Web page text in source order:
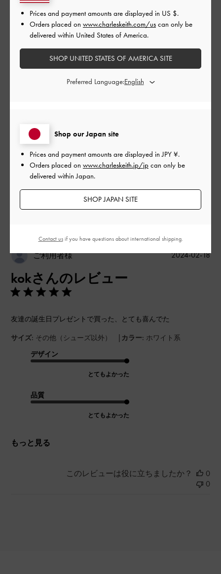
レビューを書く
とてもよかった
もっと見る
ご利用者様
kokさんのレビュー
友達の誕生日プレゼントで買った、とても喜んでた
サイズ: その他（シューズ以外） | カラー: ホワイト系
デザイン
とてもよかった
品質
とてもよかった
もっと見る
公
2024-02-18
このレビューは役に立ちましたか？
0
0
Shop our Japan site
Prices and payment amounts are displayed inJPY ¥.
Orders placed on www.charleskeith.jp/jp can only be
delivered within Japan.
SHOP JAPAN SITE
Prices and payment amounts are displayed in US $.
Orders placed on www.charleskeith.com/us can only be
delivered within United States of America.
SHOP UNITED STATES OF AMERICA SITE
Preferred Language:
Contact usif you have questions about international shipping.